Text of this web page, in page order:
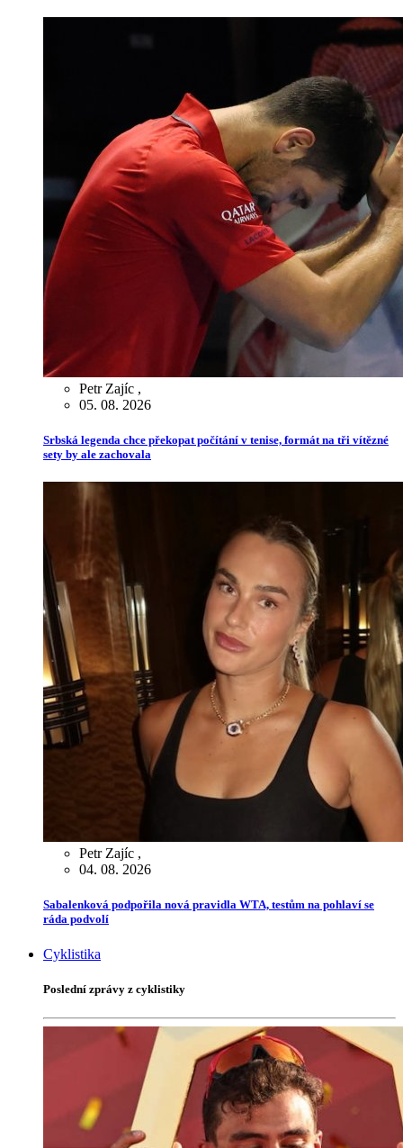
Petr Zajíc ,
05. 08. 2026
Srbská legenda chce překopat počítání v tenise, formát na tři vítězné
sety by ale zachovala
Petr Zajíc ,
04. 08. 2026
Sabalenková podpořila nová pravidla WTA, testům na pohlaví se
ráda podvolí
Cyklistika
Poslední zprávy z cyklistiky